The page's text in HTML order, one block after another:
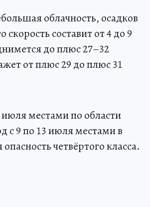
облачность, осадков
составит от 4 до 9
до плюс 27–32
от плюс 29 до плюс 31
местами по области
с 9 по 13 июля местами в
четвёртого класса.